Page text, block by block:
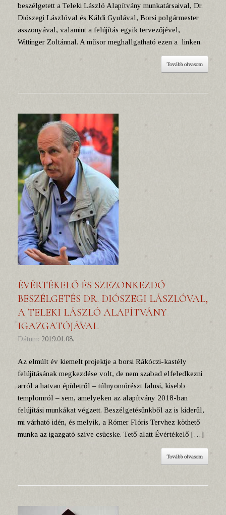
beszélgetett a Teleki László Alapítvány munkatársaival, Dr.
Diószegi Lászlóval és Káldi Gyulával, Borsi polgármester
asszonyával, valamint a felújítás egyik tervezőjével,
Wittinger Zoltánnal. A műsor meghallgatható ezen a linken.
Tovább olvasom
ÉVÉRTÉKELŐ ÉS SZEZONKEZDŐ
BESZÉLGETÉS DR. DIÓSZEGI LÁSZLÓVAL,
A TELEKI LÁSZLÓ ALAPÍTVÁNY
IGAZGATÓJÁVAL
Dátum: 2019.01.08.
Az elmúlt év kiemelt projektje a borsi Rákóczi-kastély
felújításának megkezdése volt, de nem szabad elfeledkezni
arról a hatvan épületről – túlnyomórészt falusi, kisebb
templomról – sem, amelyeken az alapítvány 2018-ban
felújítási munkákat végzett. Beszélgetésünkből az is kiderül,
mi várható idén, és melyik, a Rómer Flóris Tervhez köthető
munka az igazgató szíve csücske. Tető alatt Évértékelő […]
Tovább olvasom